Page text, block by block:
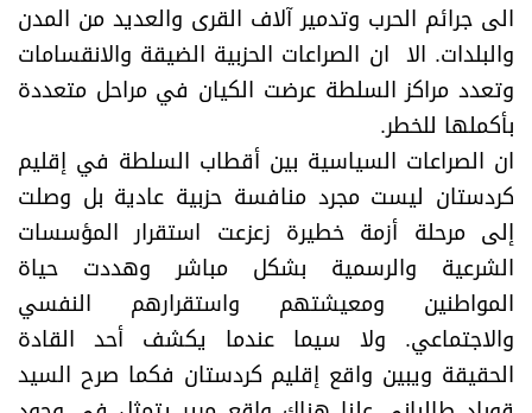
الى جرائم الحرب وتدمير آلاف القرى والعديد من المدن
والبلدات. الا ان الصراعات الحزبية الضيقة والانقسامات
وتعدد مراكز السلطة عرضت الكيان في مراحل متعددة
بأكملها للخطر.
ان الصراعات السياسية بين أقطاب السلطة في إقليم
كردستان ليست مجرد منافسة حزبية عادية بل وصلت
إلى مرحلة أزمة خطيرة زعزعت استقرار المؤسسات
الشرعية والرسمية بشكل مباشر وهددت حياة
المواطنين ومعيشتهم واستقرارهم النفسي
والاجتماعي. ولا سيما عندما يكشف أحد القادة
الحقيقة ويبين واقع إقليم كردستان فكما صرح السيد